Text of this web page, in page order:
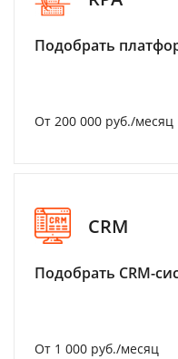
Подобрать
От 200 000 руб./месяц
CRM
Подобрать CRM-
От 1 000 руб./месяц